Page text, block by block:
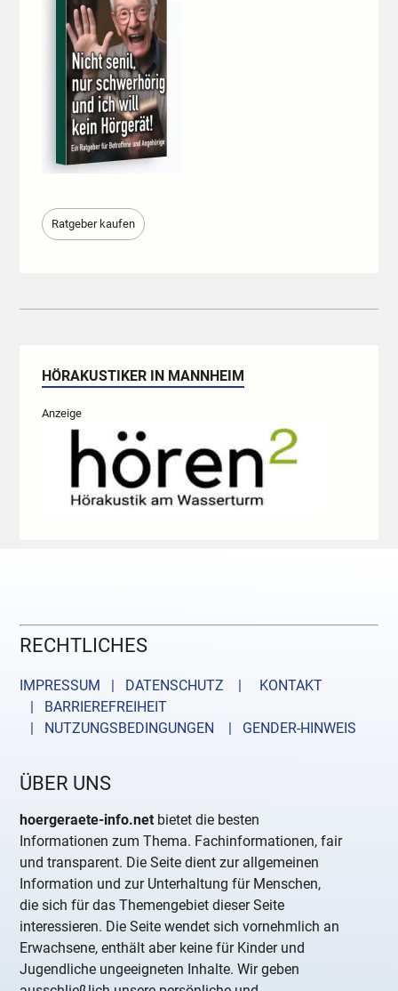
Ratgeber kaufen
HÖRAKUSTIKER IN MANNHEIM
Anzeige
RECHTLICHES
IMPRESSUM | DATENSCHUTZ |
KONTAKT
| BARRIEREFREIHEIT
| NUTZUNGSBEDINGUNGEN
| GENDER-HINWEIS
ÜBER UNS
hoergeraete-info.net bietet die besten
Informationen zum Thema. Fachinformationen, fair
und transparent. Die Seite dient zur allgemeinen
Information und zur Unterhaltung für Menschen,
die sich für das Themengebiet dieser Seite
interessieren. Die Seite wendet sich vornehmlich an
Erwachsene, enthält aber keine für Kinder und
Jugendliche ungeeigneten Inhalte. Wir geben